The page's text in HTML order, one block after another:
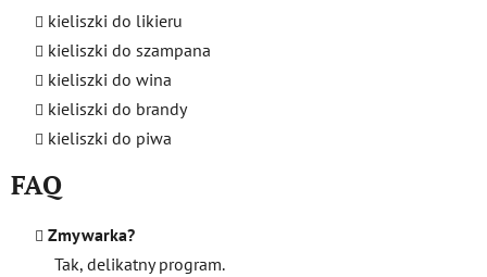
kieliszki do likieru
kieliszki do szampana
kieliszki do wina
kieliszki do brandy
kieliszki do piwa
FAQ
Zmywarka?
Tak, delikatny program.